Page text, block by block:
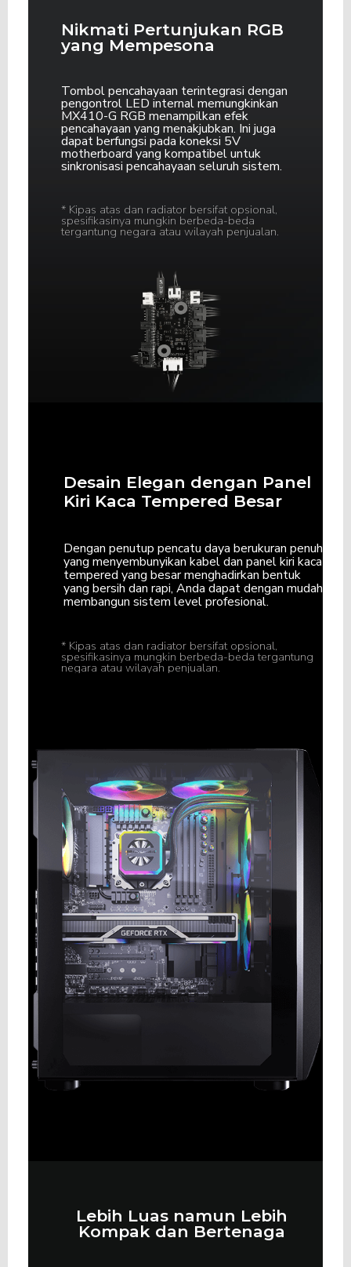
Nikmati Pertunjukan RGB
yang Mempesona
Tombol pencahayaan terintegrasi dengan
pengontrol LED internal memungkinkan
MX410-G RGB menampilkan efek
pencahayaan yang menakjubkan. Ini juga
dapat berfungsi pada koneksi 5V
motherboard yang kompatibel untuk
sinkronisasi pencahayaan seluruh sistem.
* Kipas atas dan radiator bersifat opsional,
spesifikasinya mungkin berbeda-beda
tergantung negara atau wilayah penjualan.
Desain Elegan dengan Panel
Kiri Kaca Tempered Besar
Dengan penutup pencatu daya berukuran penuh
yang menyembunyikan kabel dan panel kiri kaca
tempered yang besar menghadirkan bentuk
yang bersih dan rapi, Anda dapat dengan mudah
membangun sistem level profesional.
* Kipas atas dan radiator bersifat opsional,
spesifikasinya mungkin berbeda-beda tergantung
negara atau wilayah penjualan.
Lebih Luas namun Lebih
Kompak dan Bertenaga